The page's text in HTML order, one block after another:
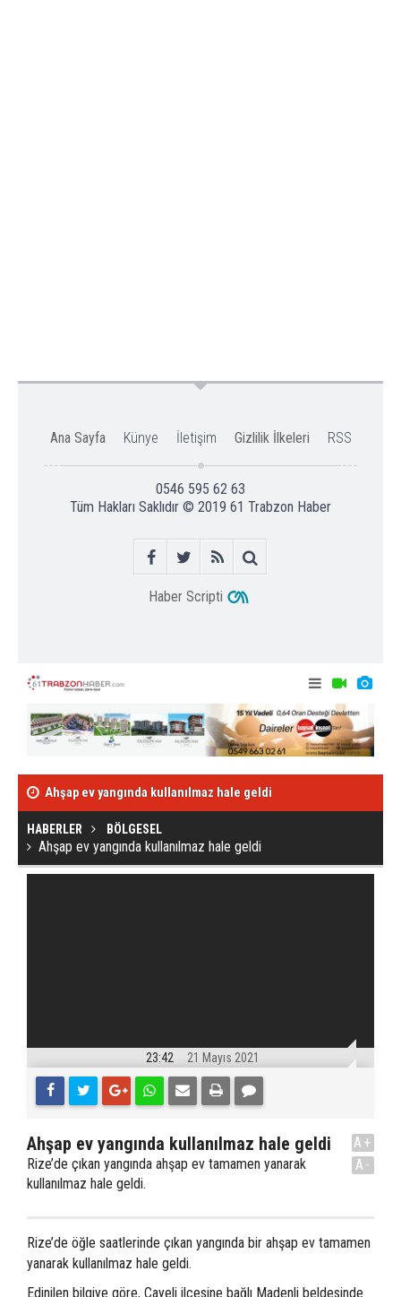
Ana Sayfa Künye İletişim Gizlilik İlkeleri RSS
0546 595 62 63
Tüm Hakları Saklıdır © 2019 61 Trabzon Haber
Haber Scripti
Ahşap ev yangında kullanılmaz hale geldi
HABERLER BÖLGESEL
Ahşap ev yangında kullanılmaz hale geldi
23:42 21 Mayıs 2021
Ahşap ev yangında kullanılmaz hale geldi
Rize’de çıkan yangında ahşap ev tamamen yanarak
kullanılmaz hale geldi.
A+
A-
Rize’de öğle saatlerinde çıkan yangında bir ahşap ev tamamen
yanarak kullanılmaz hale geldi.
Edinilen bilgiye göre, Çayeli ilçesine bağlı Madenli beldesinde